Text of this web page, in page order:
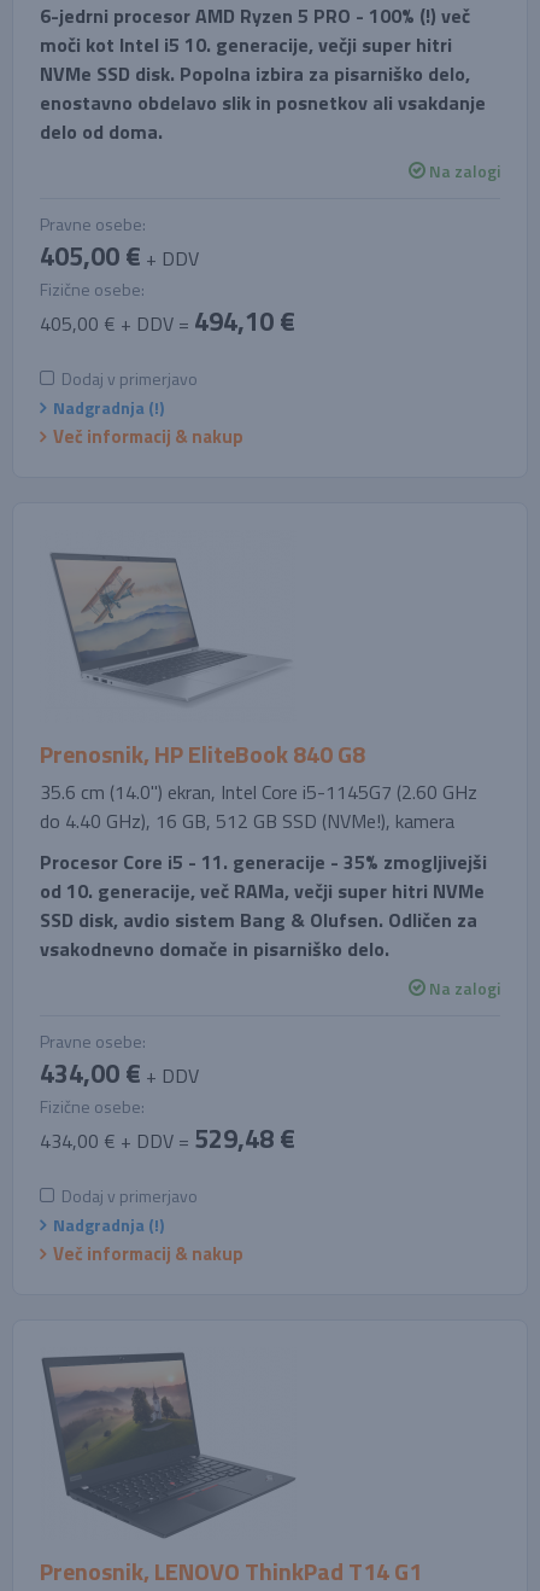
6-jedrni procesor AMD Ryzen 5 PRO - 100% (!) več
moči kot Intel i5 10. generacije, večji super hitri
NVMe SSD disk. Popolna izbira za pisarniško delo,
enostavno obdelavo slik in posnetkov ali vsakdanje
delo od doma.
Na zalogi
Pravne osebe:
405,00 € + DDV
Fizične osebe:
405,00 € + DDV = 494,10 €
Dodaj v primerjavo
Nadgradnja (!)
Več informacij & nakup
Prenosnik, HP EliteBook 840 G8
35.6 cm (14.0'') ekran, Intel Core i5-1145G7 (2.60 GHz
do 4.40 GHz), 16 GB, 512 GB SSD (NVMe!), kamera
Procesor Core i5 - 11. generacije - 35% zmogljivejši
od 10. generacije, več RAMa, večji super hitri NVMe
SSD disk, avdio sistem Bang & Olufsen. Odličen za
vsakodnevno domače in pisarniško delo.
Na zalogi
Pravne osebe:
434,00 € + DDV
Fizične osebe:
434,00 € + DDV = 529,48 €
Dodaj v primerjavo
Nadgradnja (!)
Več informacij & nakup
Prenosnik, LENOVO ThinkPad T14 G1